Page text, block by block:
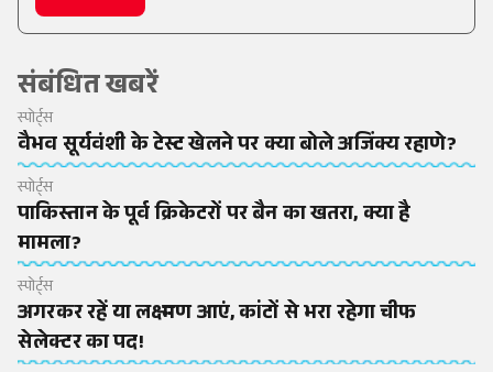
संबंधित खबरें
स्पोर्ट्स
वैभव सूर्यवंशी के टेस्ट खेलने पर क्या बोले अजिंक्य रहाणे?
स्पोर्ट्स
पाकिस्तान के पूर्व क्रिकेटरों पर बैन का खतरा, क्या है
मामला?
स्पोर्ट्स
अगरकर रहें या लक्ष्मण आएं, कांटों से भरा रहेगा चीफ
सेलेक्टर का पद!